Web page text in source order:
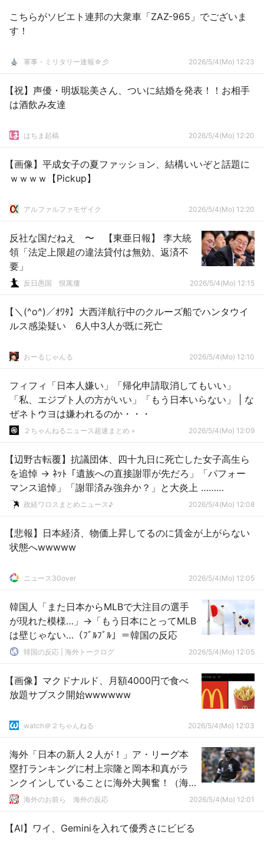
こちらがソビエト連邦の大衆車「ZAZ-965」でございま
す！
軍事・ミリタリー速報☆彡 2026/5/4(Mo) 12:23
【祝】声優・明坂聡美さん、ついに結婚を発表！！お相手
は酒飲み友達
はちま起稿 2026/5/4(Mo) 12:20
【画像】平成女子の夏ファッション、結構いいぞと話題に
ｗｗｗｗ【Pickup】
アルファルファモザイク 2026/5/4(Mo) 12:20
反社な国だねえ 〜 【東亜日報】 李大統
領「法定上限超の違法貸付は無効、返済不
要」
反日愚国 恨寓瘻 2026/5/4(Mo) 12:15
【＼(^o^)／ｵﾜﾀ】大西洋航行中のクルーズ船でハンタウイ
ルス感染疑い 6人中3人が既に死亡
おーるじゃんる 2026/5/4(Mo) 12:10
フィフィ「日本人嫌い」「帰化申請取消してもいい」
「私、エジプト人の方がいい」「もう日本いらない」 | な
ぜネトウヨは嫌われるのか・・・
２ちゃんねるニュース超速まとめ＋ 2026/5/4(Mo) 12:09
【辺野古転覆】抗議団体、四十九日に死亡した女子高生ら
を追悼 → ﾈｯﾄ「遺族への直接謝罪が先だろ」「パフォー
マンス追悼」「謝罪済み強弁か？」と大炎上 ………
政経ワロスまとめニュース♪ 2026/5/4(Mo) 12:08
【悲報】日本経済、物価上昇してるのに賃金が上がらない
状態へwwwww
ニュース30over 2026/5/4(Mo) 12:05
韓国人「また日本からMLBで大注目の選手
が現れた模様…」→「もう日本にとってMLB
は壁じゃない…（ﾌﾞﾙﾌﾞﾙ」＝韓国の反応
韓国の反応 | 海外トークログ 2026/5/4(Mo) 12:05
【画像】マクドナルド、月額4000円で食べ
放題サブスク開始wwwwww
watch＠２ちゃんねる 2026/5/4(Mo) 12:03
海外「日本の新人２人が！」ア・リーグ本
塁打ランキングに村上宗隆と岡本和真がラ
ンクインしていることに海外大興奮！（海
外の反応）
海外のお前ら 海外の反応 2026/5/4(Mo) 12:01
【AI】ワイ、Geminiを入れて優秀さにビビる